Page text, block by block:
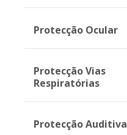
Protecção Ocular
Protecção Vias
Respiratórias
Protecção Auditiva